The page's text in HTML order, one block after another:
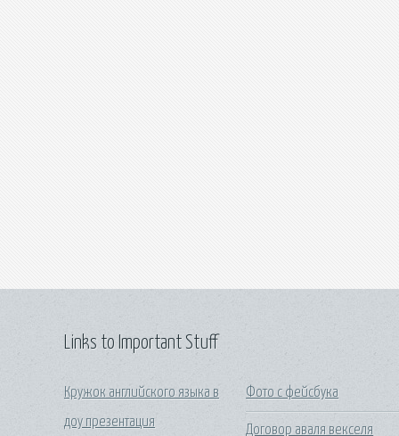
Links to Important Stuff
Кружок английского языка в
доу презентация
Фото с фейсбука
Договор аваля векселя